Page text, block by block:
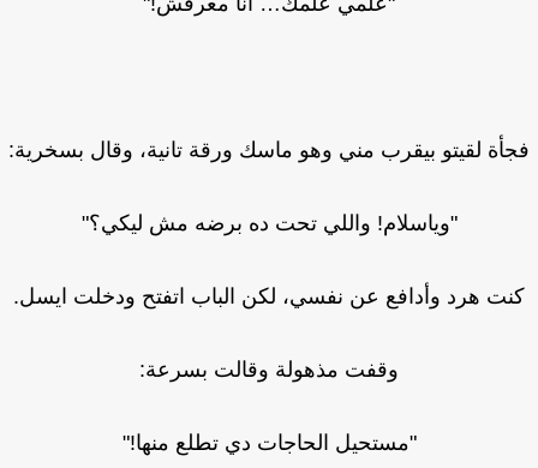
لقيتو بيقرب مني وهو ماسك ورقة تانية، وقال بسخرية:
"وياسلام! واللي تحت ده برضه مش ليكي؟"
هرد وأدافع عن نفسي، لكن الباب اتفتح ودخلت ايسل.
وقفت مذهولة وقالت بسرعة:
"مستحيل الحاجات دي تطلع منها!"